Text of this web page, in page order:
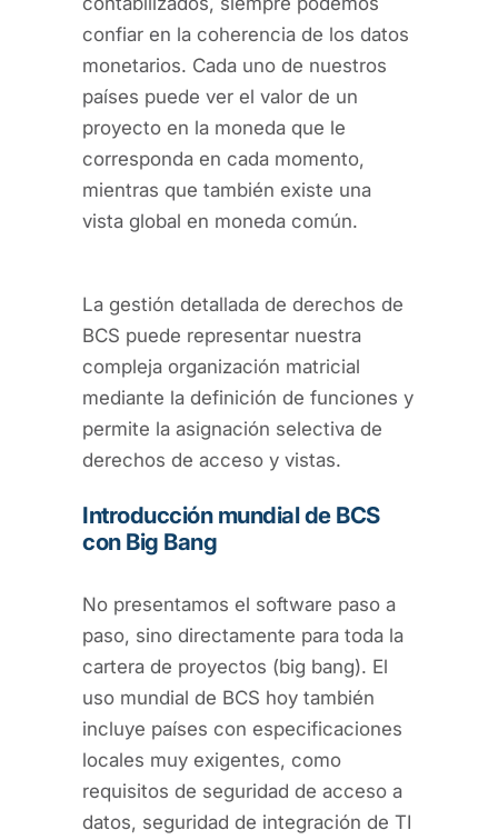
confiar en la coherencia de los datos
monetarios. Cada uno de nuestros
países puede ver el valor de un
proyecto en la moneda que le
corresponda en cada momento,
mientras que también existe una
vista global en moneda común.
La gestión detallada de derechos de
BCS puede representar nuestra
compleja organización matricial
mediante la definición de funciones y
permite la asignación selectiva de
derechos de acceso y vistas.
Introducción mundial de BCS
con Big Bang
No presentamos el software paso a
paso, sino directamente para toda la
cartera de proyectos (big bang). El
uso mundial de BCS hoy también
incluye países con especificaciones
locales muy exigentes, como
requisitos de seguridad de acceso a
datos, seguridad de integración de TI